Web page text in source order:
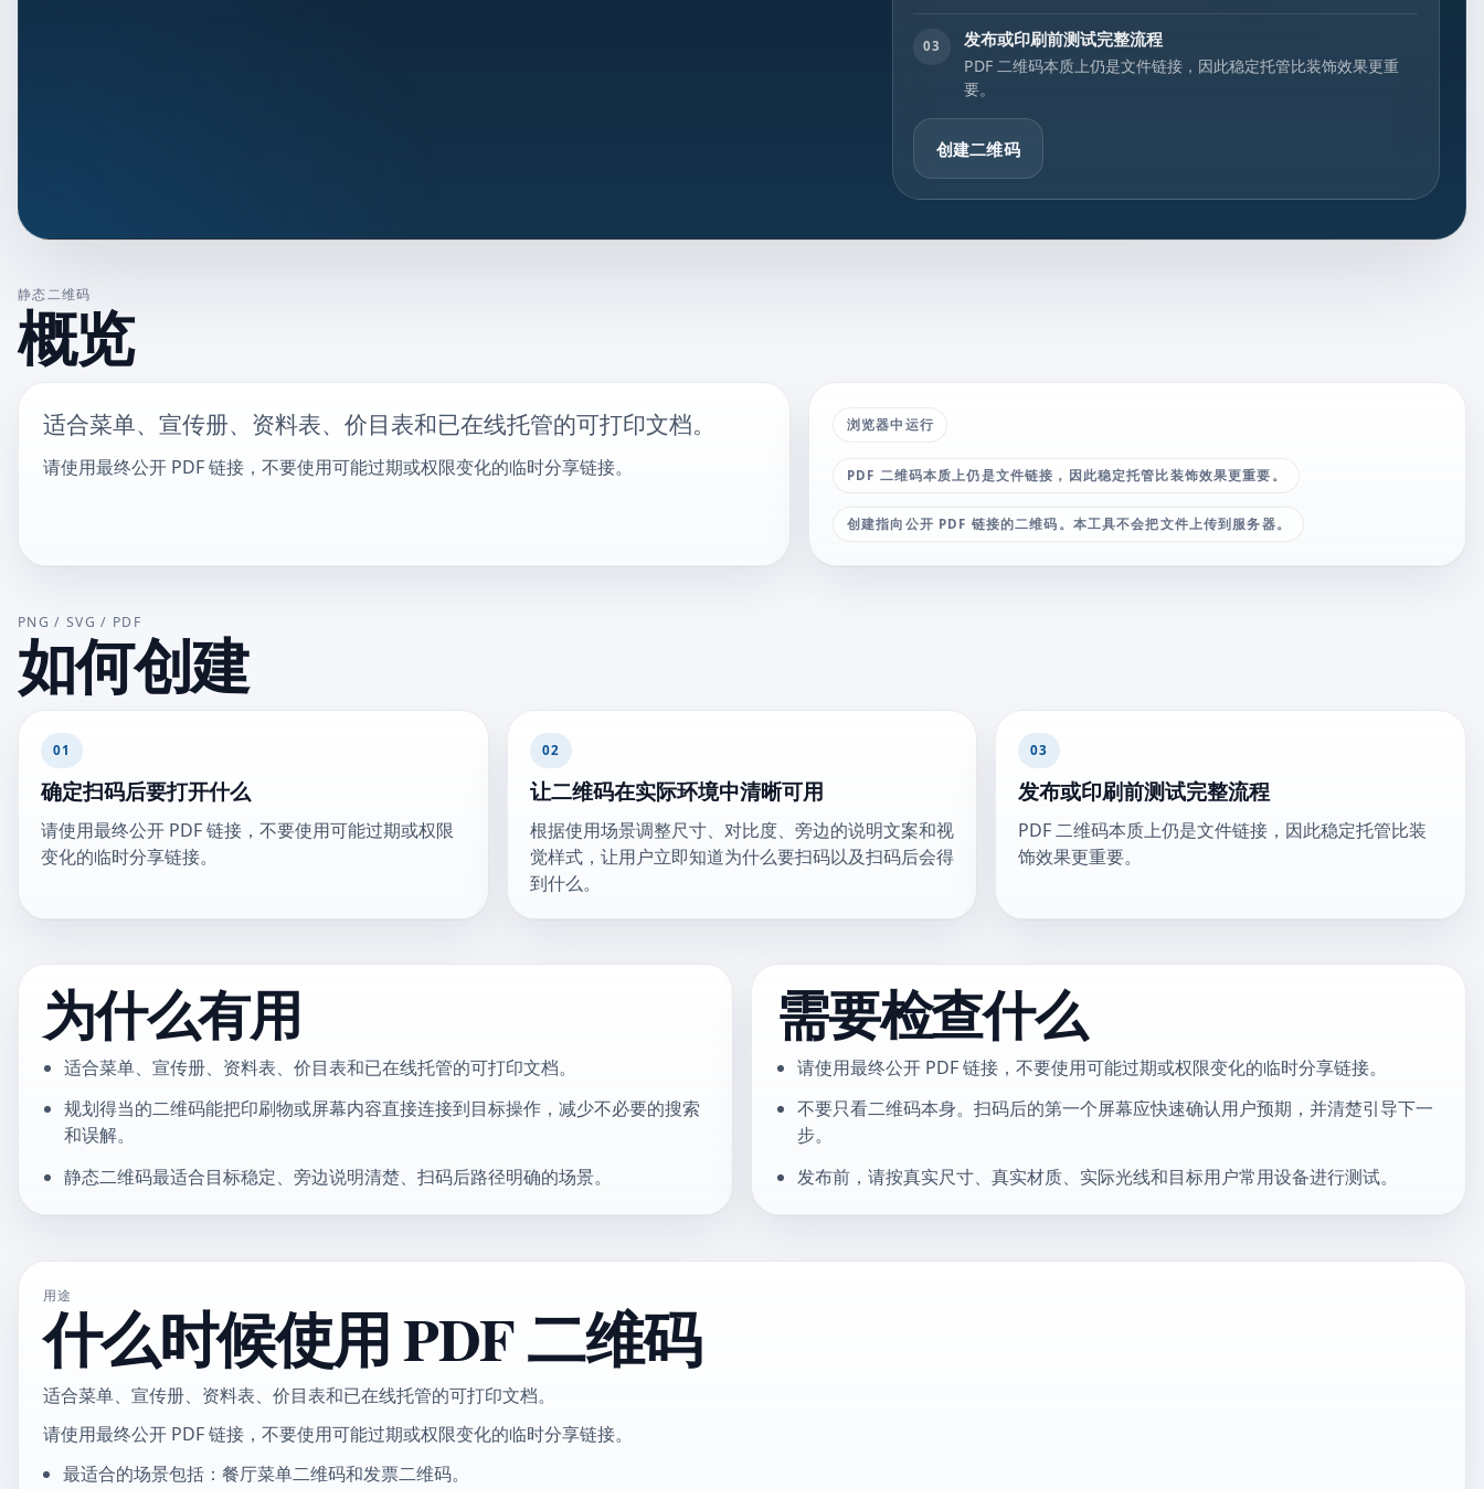
03 发布或印刷前测试完整流程
PDF 二维码本质上仍是文件链接，因此稳定托管比装饰效果更重
要。
创建二维码
静态二维码
概览
适合菜单、宣传册、资料表、价目表和已在线托管的可打印文档。
请使用最终公开 PDF 链接，不要使用可能过期或权限变化的临时分享链接。
浏览器中运行
PDF 二维码本质上仍是文件链接，因此稳定托管比装饰效果更重要。
创建指向公开 PDF 链接的二维码。本工具不会把文件上传到服务器。
PNG / SVG / PDF
如何创建
01
确定扫码后要打开什么
请使用最终公开 PDF 链接，不要使用可能过期或权限
变化的临时分享链接。
02
让二维码在实际环境中清晰可用
根据使用场景调整尺寸、对比度、旁边的说明文案和视
觉样式，让用户立即知道为什么要扫码以及扫码后会得
到什么。
03
发布或印刷前测试完整流程
PDF 二维码本质上仍是文件链接，因此稳定托管比装
饰效果更重要。
为什么有用
适合菜单、宣传册、资料表、价目表和已在线托管的可打印文档。
规划得当的二维码能把印刷物或屏幕内容直接连接到目标操作，减少不必要的搜索
和误解。
静态二维码最适合目标稳定、旁边说明清楚、扫码后路径明确的场景。
需要检查什么
请使用最终公开 PDF 链接，不要使用可能过期或权限变化的临时分享链接。
不要只看二维码本身。扫码后的第一个屏幕应快速确认用户预期，并清楚引导下一
步。
发布前，请按真实尺寸、真实材质、实际光线和目标用户常用设备进行测试。
用途
什么时候使用 PDF 二维码
适合菜单、宣传册、资料表、价目表和已在线托管的可打印文档。
请使用最终公开 PDF 链接，不要使用可能过期或权限变化的临时分享链接。
最适合的场景包括：餐厅菜单二维码和发票二维码。